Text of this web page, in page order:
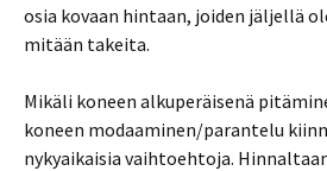
osia kovaan hintaan, joiden jäljellä
mitään takeita.
Mikäli koneen alkuperäisenä
koneen modaaminen/parantelu
nykyaikaisia vaihtoehtoja.